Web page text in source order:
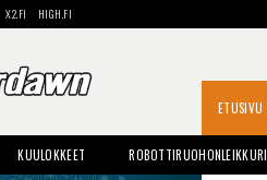
X2.FI HIGH.FI
ETUSIVU
KUULOKKEET ROBOTTIRUOHONLEIKKURI